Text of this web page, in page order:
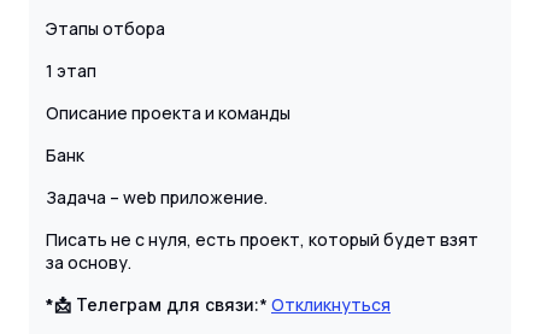
Этапы отбора
1 этап
Описание проекта и команды
Банк
Задача – web приложение.
Писать не с нуля, есть проект, который будет взят
за основу.
*📩 Телеграм для связи:* Откликнуться